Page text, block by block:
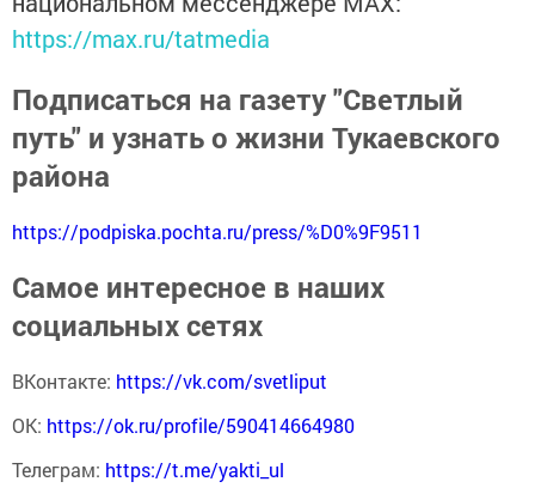
https://max.ru/tatmedia
Подписаться на газету "Светлый
путь" и узнать о жизни Тукаевского
района
https://podpiska.pochta.ru/press/%D0%9F9511
Самое интересное в наших
социальных сетях
ВКонтакте: https://vk.com/svetliput
ОК: https://ok.ru/profile/590414664980
Телеграм: https://t.me/yakti_ul